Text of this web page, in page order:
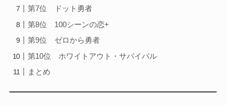
第7位 ドット勇者
第8位 100シーンの恋+
第9位 ゼロから勇者
第10位 ホワイトアウト・サバイバル
まとめ